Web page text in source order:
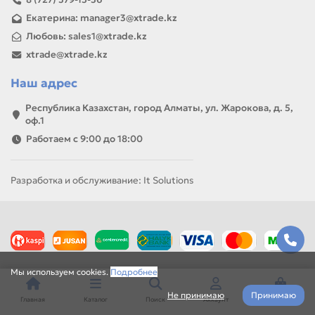
запаса.
Мы используем cookies. Подробнее
Не принимаю Принимаю
Екатерина: manager3@xtrade.kz
Любовь: sales1@xtrade.kz
xtrade@xtrade.kz
Наш адрес
Республика Казахстан, город Алматы, ул. Жарокова, д. 5,
оф.1
Работаем с 9:00 до 18:00
Разработка и обслуживание: It Solutions
Главная Каталог Поиск Аккаунт Корзина